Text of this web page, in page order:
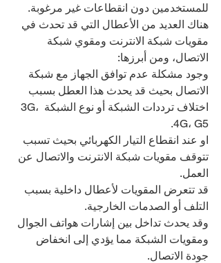
للمستخدمين دون انقطاعات غير مرغوبة.
هناك العديد من الأعطال التي قد تحدث في
مقويات شبكة الانترنت ومقوي شبكة
الاتصال، ومن أبرزها:
وجود مشكلة عدم توافق الجهاز مع شبكة
الاتصال بحيث قد يحدث هذا العطل بسبب
اختلاف ترددات الشبكة أو نوع الشبكة 3G،
4G، G5.
او عند انقطاع التيار الكهربائي بحيث تسبب
تتوقف مقويات شبكة الانترنت والاتصال عن
العمل.
قد تتعرض المقويات لأعطال داخلية بسبب
التلف أو الصدمات الخارجية.
وقد يحدث تداخل بين إشارات هواتف الجوال
ومقويات الشبكة مما يؤدي إلى انخفاض
جودة الاتصال.